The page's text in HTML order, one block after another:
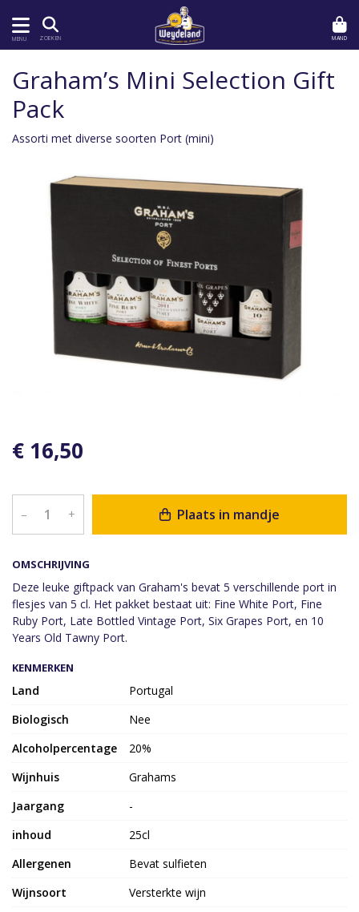
MENU ZOEKEN MAND
OMSCHRIJVING
Deze leuke giftpack van Graham's bevat 5 verschillende port in
flesjes van 5 cl. Het pakket bestaat uit: Fine White Port, Fine
Ruby Port, Late Bottled Vintage Port, Six Grapes Port, en 10
Years Old Tawny Port.
Graham’s Mini Selection Gift
Pack
Assorti met diverse soorten Port (mini)
€ 16,50
– + Plaats in mandje
KENMERKEN
Land
Portugal
Biologisch
Nee
Alcoholpercentage
20%
Wijnhuis
Grahams
Jaargang
-
inhoud
25cl
Allergenen
Bevat sulfieten
Wijnsoort
Versterkte wijn